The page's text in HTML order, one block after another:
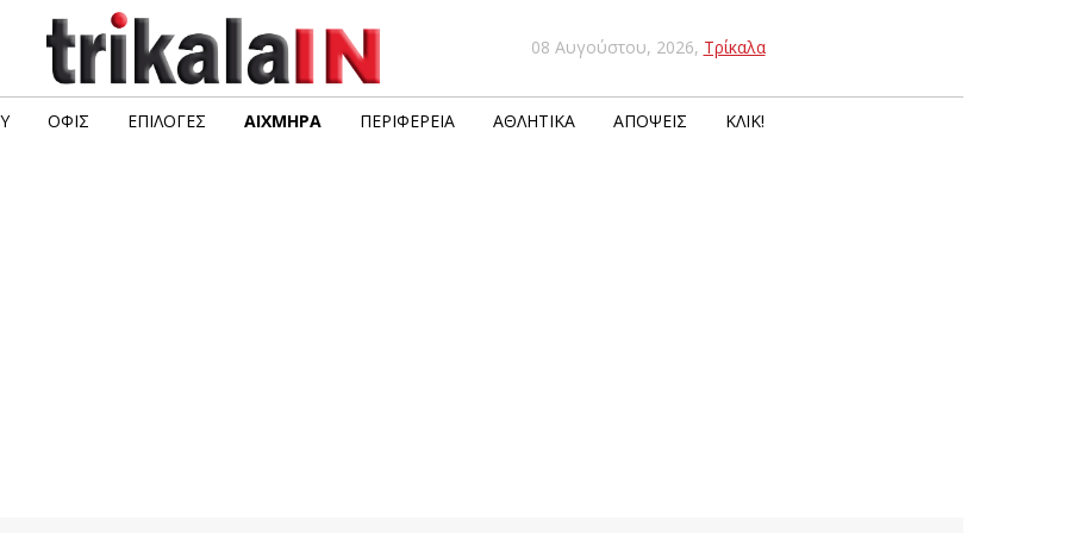
08 Αυγούστου, 2026, Τρίκαλα
ΟΦΙΣ ΕΠΙΛΟΓΈΣ ΑΙΧΜΗΡΆ ΠΕΡΙΦΈΡΕΙΑ ΑΘΛΗΤΙΚΆ ΑΠΌΨΕΙΣ ΚΛΙΚ!